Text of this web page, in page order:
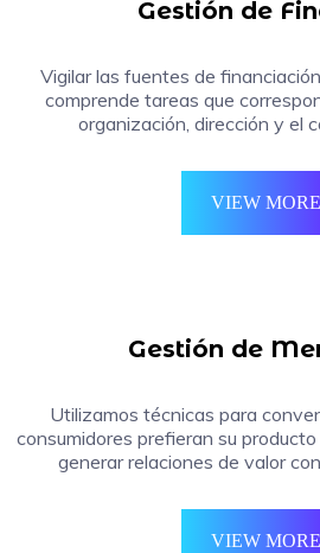
Gestión de
Vigilar las fuentes de
comprende tareas que
organización, dirección y el
VIEW MORE
Gestión de
Utilizamos técnicas para
consumidores prefieran su
generar relaciones de valor
VIEW MORE